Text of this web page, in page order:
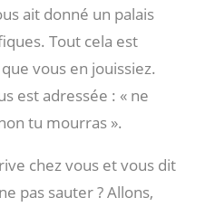
ait donné un palais
Tout cela est
vous en jouissiez.
est adressée : « ne
tu mourras ».
chez vous et vous dit
pas sauter ? Allons,